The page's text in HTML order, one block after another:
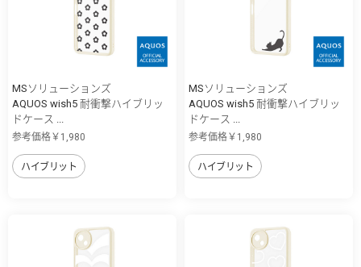
MSソリューションズ
AQUOS wish5 耐衝撃ハイブリッ
ドケース ...
参考価格￥1,980
ハイブリット
MSソリューションズ
AQUOS wish5 耐衝撃ハイブリッ
ドケース ...
参考価格￥1,980
ハイブリット